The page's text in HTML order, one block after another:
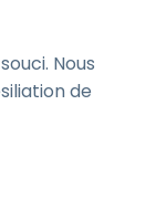
Nous
de